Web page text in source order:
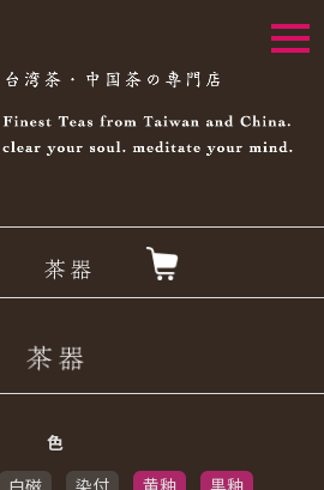
色
白磁 染付 黄釉
黒釉